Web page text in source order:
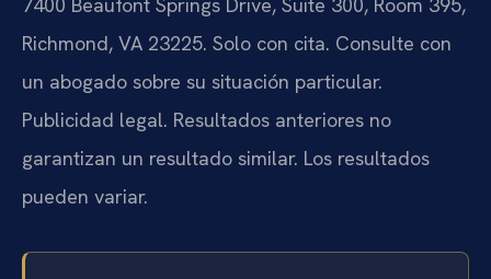
7400 Beaufont Springs Drive, Suite 300, Room 395,
Richmond, VA 23225. Solo con cita. Consulte con
un abogado sobre su situación particular.
Publicidad legal. Resultados anteriores no
garantizan un resultado similar. Los resultados
pueden variar.